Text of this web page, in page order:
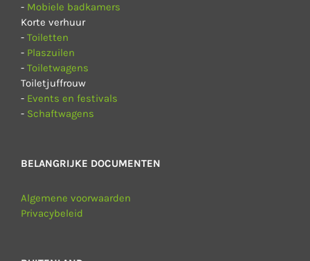
- Mobiele badkamers
Korte verhuur
- Toiletten
- Plaszuilen
- Toiletwagens
Toiletjuffrouw
- Events en festivals
- Schaftwagens
BELANGRIJKE DOCUMENTEN
Algemene voorwaarden
Privacybeleid